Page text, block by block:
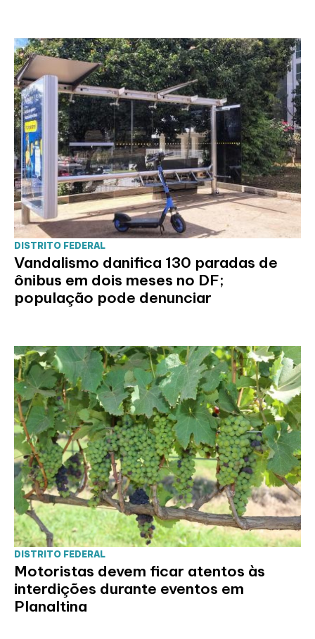
DISTRITO FEDERAL
Vandalismo danifica 130 paradas de
ônibus em dois meses no DF;
população pode denunciar
DISTRITO FEDERAL
Motoristas devem ficar atentos às
interdições durante eventos em
Planaltina